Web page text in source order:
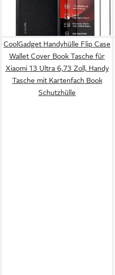
in 2-3 Werktagen bei dir
CoolGadget Handyhülle Flip Case
Wallet Cover Book Tasche für
Xiaomi 13 Ultra 6,73 Zoll, Handy
Tasche mit Kartenfach Book
Schutzhülle